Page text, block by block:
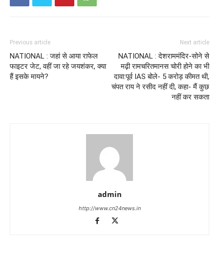
Previous article
NATIONAL : जहां से आया राफेल
फाइटर जेट, वहीं जा रहे जयशंकर, क्या
हैं इसके मायने?
Next article
NATIONAL : देशराममंदिर-सोने से
मढ़ी रामचरितमानस चोरी होने का भी
दावा:पूर्व IAS बोले- 5 करोड़ कीमत थी,
चंपत राय ने रसीद नहीं दी, कहा- मैं कुछ
नहीं कर सकता
admin
http://www.cn24news.in